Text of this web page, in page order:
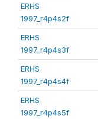
ERHS
1997_r4p4s2f
ERHS
1997_r4p4s3f
ERHS
1997_r4p4s4f
ERHS
1997_r4p4s5f